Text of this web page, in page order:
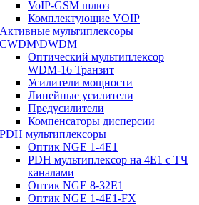
VoIP-GSM шлюз
Комплектующие VOIP
Активные мультиплексоры
CWDM\DWDM
Оптический мультиплексор
WDM-16 Транзит
Усилители мощности
Линейные усилители
Предусилители
Компенсаторы дисперсии
PDH мультиплексоры
Оптик NGE 1-4E1
PDH мультиплексор на 4Е1 с ТЧ
каналами
Оптик NGE 8-32E1
Оптик NGE 1-4E1-FX